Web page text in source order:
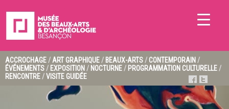
ACCROCHAGE / ART GRAPHIQUE / BEAUX-ARTS / CONTEMPORAIN /
ÉVÉNEMENTS / EXPOSITION / NOCTURNE / PROGRAMMATION CULTURELLE /
RENCONTRE /VISITE GUIDÉE